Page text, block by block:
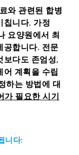
와 관련된 합병
칩니다. 가정
요양원에서 최
공합니다. 전문
보다도 존엄성,
계획을 수립
하는 방법에 대
가 필요한 시기
니다: